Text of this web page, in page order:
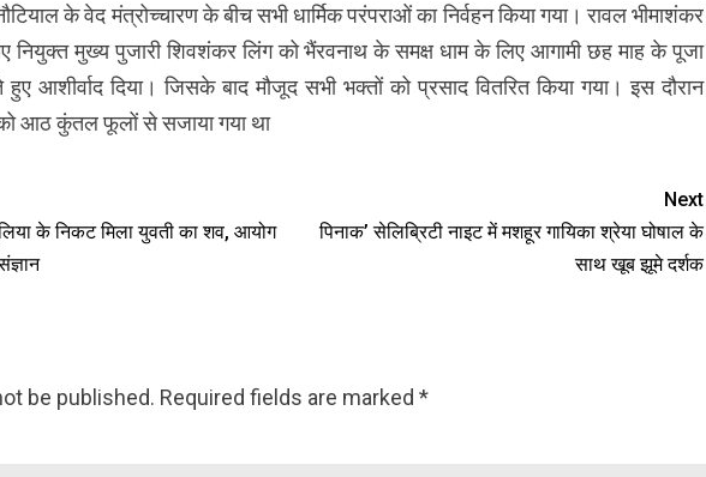
के वेद मंत्रोच्चारण के बीच सभी धार्मिक परंपराओं का निर्वहन किया गया। रावल भीमाशंकर
नियुक्त मुख्य पुजारी शिवशंकर लिंग को भैंरवनाथ के समक्ष धाम के लिए आगामी छह माह के पूजा
आशीर्वाद दिया। जिसके बाद मौजूद सभी भक्तों को प्रसाद वितरित किया गया। इस दौरान
आठ कुंतल फूलों से सजाया गया था
के निकट मिला युवती का शव, आयोग
Next
पिनाक’ सेलिब्रिटी नाइट में मशहूर गायिका श्रेया घोषाल के
साथ खूब झूमे दर्शक
be published. Required fields are marked *